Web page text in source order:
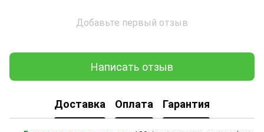
Добавьте первый отзыв
Написать отзыв
Доставка Оплата Гарантия